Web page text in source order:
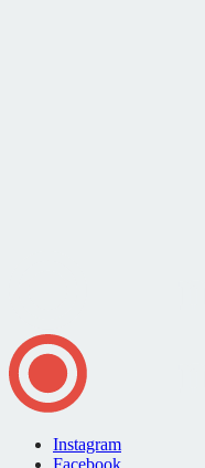
Instagram
Facebook